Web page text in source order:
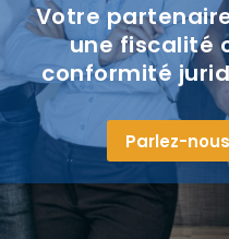
Votre
une fiscalité
conformité
Parlez-